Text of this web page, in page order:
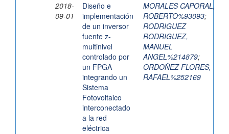
2018-
09-01
Diseño e
implementación
de un inversor
fuente z-
multinivel
controlado por
un FPGA
integrando un
Sistema
Fotovoltaico
interconectado
a la red
eléctrica
MORALES CAPORAL,
ROBERTO%93093;
RODRIGUEZ
RODRIGUEZ,
MANUEL
ANGEL%214879;
ORDOÑEZ FLORES,
RAFAEL%252169